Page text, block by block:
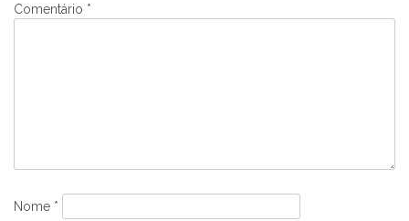
Comentário *
Nome *